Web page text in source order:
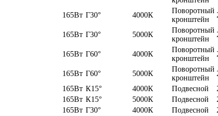
165Вт Г30° 4000К
Поворотный
кронштейн
165Вт Г30° 5000К
Поворотный
кронштейн
165Вт Г60° 4000К
Поворотный
кронштейн
165Вт Г60° 5000К
Поворотный
кронштейн
165Вт К15° 4000К Подвесной
165Вт К15° 5000К Подвесной
165Вт Г30° 4000К Подвесной